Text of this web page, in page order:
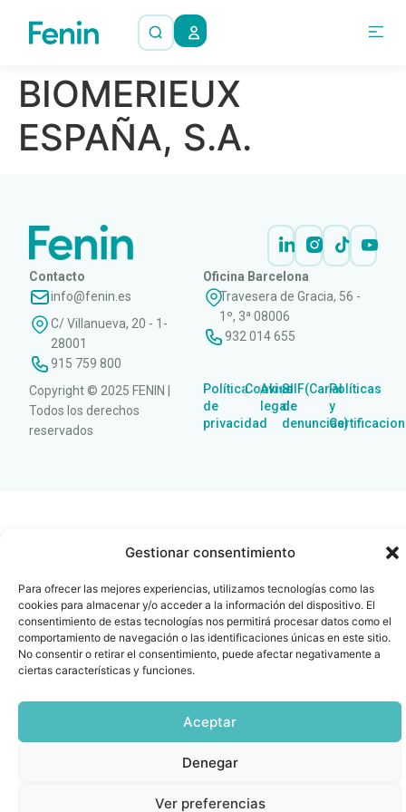
Gestionar consentimiento
Para ofrecer las mejores experiencias, utilizamos tecnologías como las
cookies para almacenar y/o acceder a la información del dispositivo. El
consentimiento de estas tecnologías nos permitirá procesar datos como el
comportamiento de navegación o las identificaciones únicas en este sitio.
No consentir o retirar el consentimiento, puede afectar negativamente a
ciertas características y funciones.
Aceptar
Denegar
Ver preferencias
BIOMERIEUX
ESPAÑA, S.A.
Contacto
info@fenin.es
C/ Villanueva, 20 - 1-
28001
915 759 800
Oficina Barcelona
Travesera de Gracia, 56 -
1º, 3ª 08006
932 014 655
Copyright © 2025 FENIN |
Todos los derechos
reservados
Política
de
privacidad
|Cookies
|Aviso
legal
|SIIF(Canal
de
denuncias)
|Políticas
y